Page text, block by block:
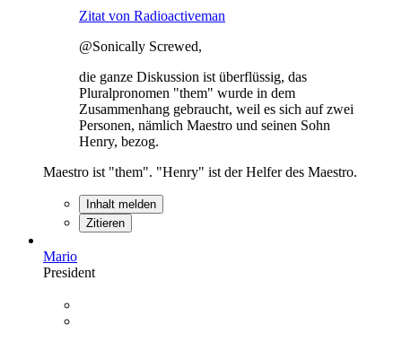
Zitat von Radioactiveman
@Sonically Screwed,
die ganze Diskussion ist überflüssig, das
Pluralpronomen "them" wurde in dem
Zusammenhang gebraucht, weil es sich auf zwei
Personen, nämlich Maestro und seinen Sohn
Henry, bezog.
Maestro ist "them". "Henry" ist der Helfer des Maestro.
Inhalt melden
Zitieren
Mario
President